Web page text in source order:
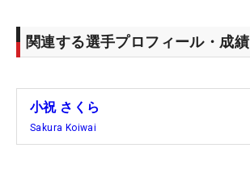
関連する選手プロフィール・成績
小祝 さくら
Sakura Koiwai